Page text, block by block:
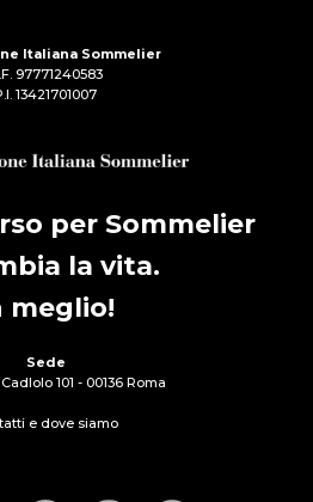
Italiana Sommelier
97771240583
13421701007
per Sommelier
la vita.
meglio!
Sede
101 - 00136 Roma
e dove siamo